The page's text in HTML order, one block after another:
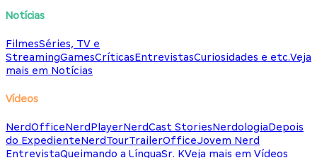
Notícias
FilmesSéries, TV e
StreamingGamesCríticasEntrevistasCuriosidades e etc.Veja
mais em Notícias
Vídeos
NerdOfficeNerdPlayerNerdCast StoriesNerdologiaDepois
do ExpedienteNerdTourTrailerOfficeJovem Nerd
EntrevistaQueimando a LínguaSr. KVeja mais em Vídeos